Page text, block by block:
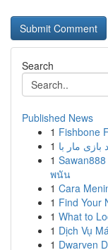
Search
Published News
1 Fishbone
1
1
พนัน
1 Cara
1 Find Your
1 What to
1 Dịch Vụ
1 Dwarven